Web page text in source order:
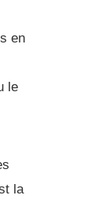
en
le
la